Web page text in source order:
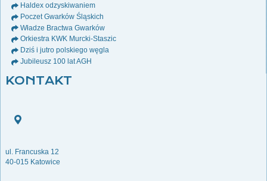
Haldex odzyskiwaniem
Poczet Gwarków Śląskich
Władze Bractwa Gwarków
Orkiestra KWK Murcki-Staszic
Dziś i jutro polskiego węgla
Jubileusz 100 lat AGH
KONTAKT
ul. Francuska 12
40-015 Katowice